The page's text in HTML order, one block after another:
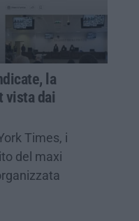
la
vista dai
Times, i
del maxi